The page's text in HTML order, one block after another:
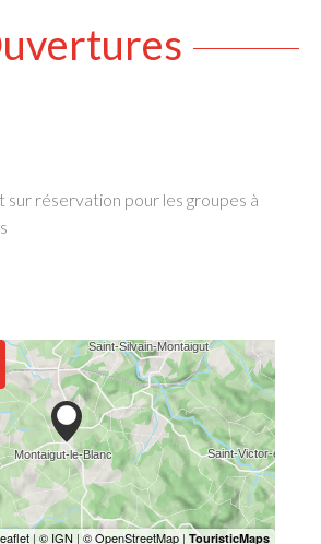
réservation pour les groupes à